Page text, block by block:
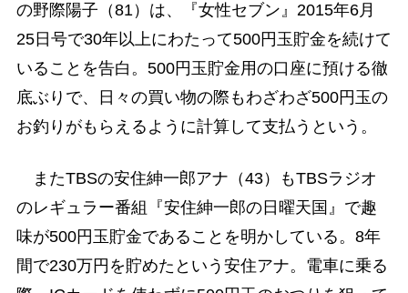
の野際陽子（81）は、『女性セブン』2015年6月
25日号で30年以上にわたって500円玉貯金を続けて
いることを告白。500円玉貯金用の口座に預ける徹
底ぶりで、日々の買い物の際もわざわざ500円玉の
お釣りがもらえるように計算して支払うという。
またTBSの安住紳一郎アナ（43）もTBSラジオ
のレギュラー番組『安住紳一郎の日曜天国』で趣
味が500円玉貯金であることを明かしている。8年
間で230万円を貯めたという安住アナ。電車に乗る